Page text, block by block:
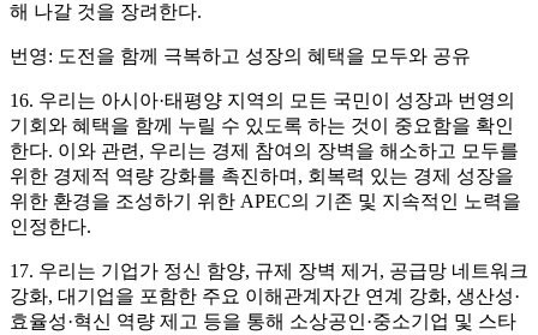
해 나갈 것을 장려한다.
번영: 도전을 함께 극복하고 성장의 혜택을 모두와 공유
16. 우리는 아시아·태평양 지역의 모든 국민이 성장과 번영의
기회와 혜택을 함께 누릴 수 있도록 하는 것이 중요함을 확인
한다. 이와 관련, 우리는 경제 참여의 장벽을 해소하고 모두를
위한 경제적 역량 강화를 촉진하며, 회복력 있는 경제 성장을
위한 환경을 조성하기 위한 APEC의 기존 및 지속적인 노력을
인정한다.
17. 우리는 기업가 정신 함양, 규제 장벽 제거, 공급망 네트워크
강화, 대기업을 포함한 주요 이해관계자간 연계 강화, 생산성·
효율성·혁신 역량 제고 등을 통해 소상공인·중소기업 및 스타